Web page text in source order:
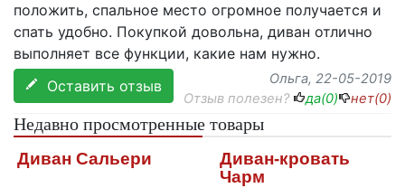
положить, спальное место огромное получается и
спать удобно. Покупкой довольна, диван отлично
выполняет все функции, какие нам нужно.
Оставить отзыв
Ольга, 22-05-2019
Отзыв полезен?
да(0) нет(0)
Недавно просмотренные товары
Диван Сальери
Диван-кровать
Чарм